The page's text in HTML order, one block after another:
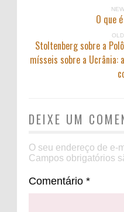
O que
Stoltenberg sobre a
mísseis sobre a Ucrânia:
DEIXE UM
O seu endereço de e-
Campos obrigatórios
Comentário *